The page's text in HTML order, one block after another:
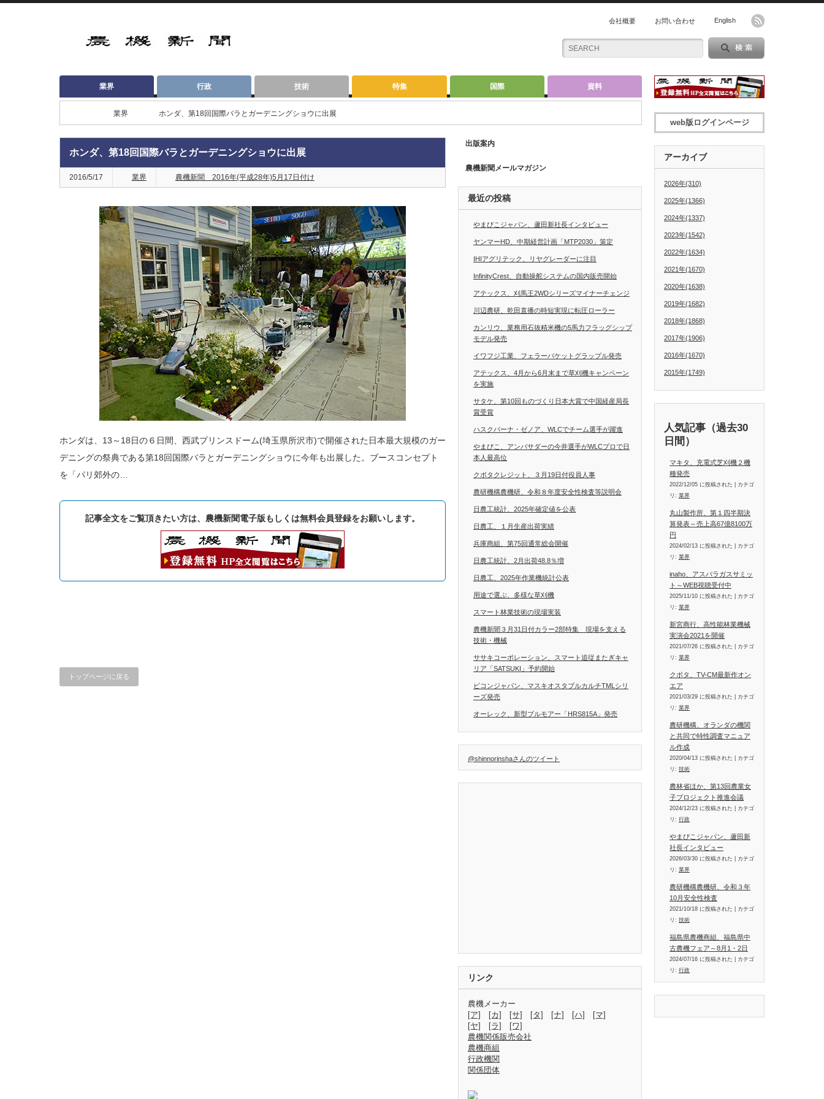
会社概要 お問い合わせ English
業界 行政 技術 特集 国際 資料
業界 ホンダ、第18回国際バラとガーデニングショウに出展
ホンダ、第18回国際バラとガーデニングショウに出展
2016/5/17 業界 農機新聞 2016年(平成28年)5月17日付け
ホンダは、13～18日の６日間、西武プリンスドーム(埼玉県所沢市)で開催された日本最大規模のガー
デニングの祭典である第18回国際バラとガーデニングショウに今年も出展した。ブースコンセプト
を「パリ郊外の…
記事全文をご覧頂きたい方は、農機新聞電子版もしくは無料会員登録をお願いします。
トップページに戻る
出版案内
農機新聞メールマガジン
最近の投稿
やまびこジャパン、蘆田新社長インタビュー
ヤンマーHD、中期経営計画「MTP2030」策定
IHIアグリテック、リヤグレーダーに注目
InfinityCrest、自動操舵システムの国内販売開始
アテックス、刈馬王2WDシリーズマイナーチェンジ
川辺農研、乾田直播の時短実現に転圧ローラー
カンリウ、業務用石抜精米機の5馬力フラッグシップ
モデル発売
イワフジ工業、フェラーバケットグラップル発売
アテックス、4月から6月末まで草刈機キャンペーン
を実施
サタケ、第10回ものづくり日本大賞で中国経産局長
賞受賞
ハスクバーナ・ゼノア、WLCでチーム選手が躍進
やまびこ、アンバサダーの今井選手がWLCプロで日
本人最高位
クボタクレジット、３月19日付役員人事
農研機構農機研、令和８年度安全性検査等説明会
日農工統計、2025年確定値を公表
日農工、１月生産出荷実績
兵庫商組、第75回通常総会開催
日農工統計、2月出荷48.8％増
日農工、2025年作業機統計公表
用途で選ぶ、多様な草刈機
スマート林業技術の現場実装
農機新聞３月31日付カラー2部特集 現場を支える
技術・機械
ササキコーポレーション、スマート追従またぎキャ
リア「SATSUKI」予約開始
ビコンジャパン、マスキオスタブルカルチTMLシリ
ーズ発売
オーレック、新型ブルモアー「HRS815A」発売
@shinnorinshaさんのツイート
リンク
農機メーカー
[ア]
[カ] [サ] [タ] [ナ] [ハ]
[マ]
[ヤ]
[ラ]
[ワ]
農機関係販売会社
農機商組
行政機関
関係団体
web版ログインページ
アーカイブ
2026年(310)
2025年(1366)
2024年(1337)
2023年(1542)
2022年(1634)
2021年(1670)
2020年(1638)
2019年(1682)
2018年(1868)
2017年(1906)
2016年(1670)
2015年(1749)
人気記事（過去30
日間）
マキタ、充電式芝刈機２機
種発売
2022/12/05 に投稿された
カテゴ
リ: 業界
丸山製作所、第１四半期決
算発表～売上高67億8100万
円
2024/02/13 に投稿された
カテゴ
リ: 業界
inaho、アスパラガスサミッ
ト～WEB視聴受付中
2025/11/10 に投稿された
カテゴ
リ: 業界
新宮商行、高性能林業機械
実演会2021を開催
2021/07/26 に投稿された
カテゴ
リ: 業界
クボタ、TV-CM最新作オン
エア
2021/03/29 に投稿された
カテゴ
リ: 業界
農研機構、オランダの機関
と共同で特性調査マニュア
ル作成
2020/04/13 に投稿された
カテゴ
リ: 技術
農林省ほか、第13回農業女
子プロジェクト推進会議
2024/12/23 に投稿された
カテゴ
リ: 行政
やまびこジャパン、蘆田新
社長インタビュー
2026/03/30 に投稿された
カテゴ
リ: 業界
農研機構農機研、令和３年
10月安全性検査
2021/10/18 に投稿された
カテゴ
リ: 技術
福島県農機商組、福島県中
古農機フェア～8月1・2日
2024/07/16 に投稿された
カテゴ
リ: 行政